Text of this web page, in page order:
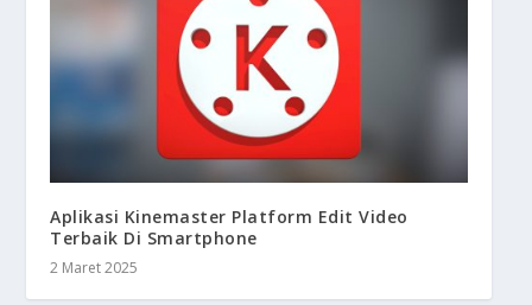
Aplikasi Kinemaster Platform Edit Video
Terbaik Di Smartphone
2 Maret 2025